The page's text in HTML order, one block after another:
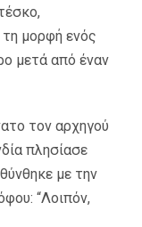
μορφή ενός
μετά από έναν
τον αρχηγού
πλησίασε
με την
“Λοιπόν,